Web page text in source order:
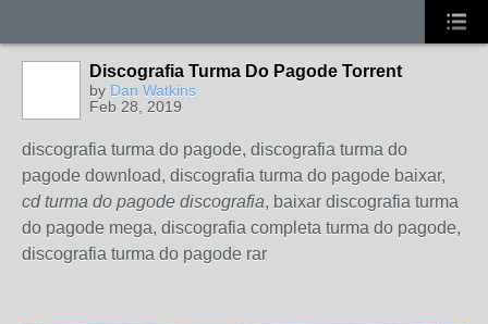
Discografia Turma Do Pagode Torrent
by Dan Watkins
Feb 28, 2019
discografia turma do pagode, discografia turma do
pagode download, discografia turma do pagode baixar,
cd turma do pagode discografia, baixar discografia turma
do pagode mega, discografia completa turma do pagode,
discografia turma do pagode rar